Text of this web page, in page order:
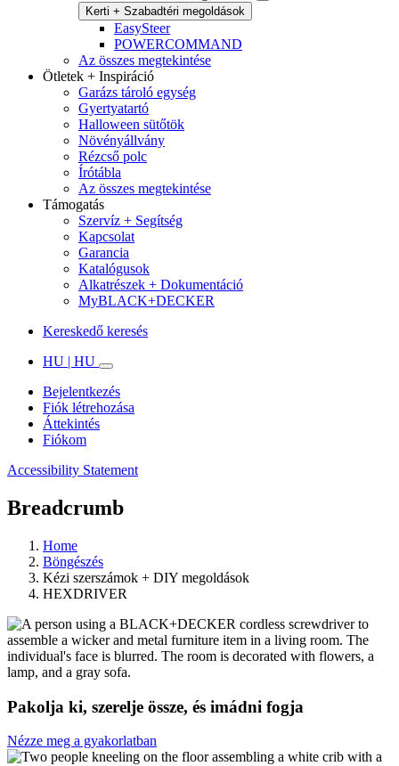
Kerti + Szabadtéri megoldások
EasySteer
POWERCOMMAND
Az összes megtekintése
Ötletek + Inspiráció
Garázs tároló egység
Gyertyatartó
Halloween sütőtök
Növényállvány
Rézcső polc
Írótábla
Az összes megtekintése
Támogatás
Szervíz + Segítség
Kapcsolat
Garancia
Katalógusok
Alkatrészek + Dokumentáció
MyBLACK+DECKER
Kereskedő keresés
HU | HU
Bejelentkezés
Fiók létrehozása
Áttekintés
Fiókom
Accessibility Statement
Breadcrumb
Home
Böngészés
Kézi szerszámok + DIY megoldások
HEXDRIVER
Pakolja ki, szerelje össze, és imádni fogja
Nézze meg a gyakorlatban